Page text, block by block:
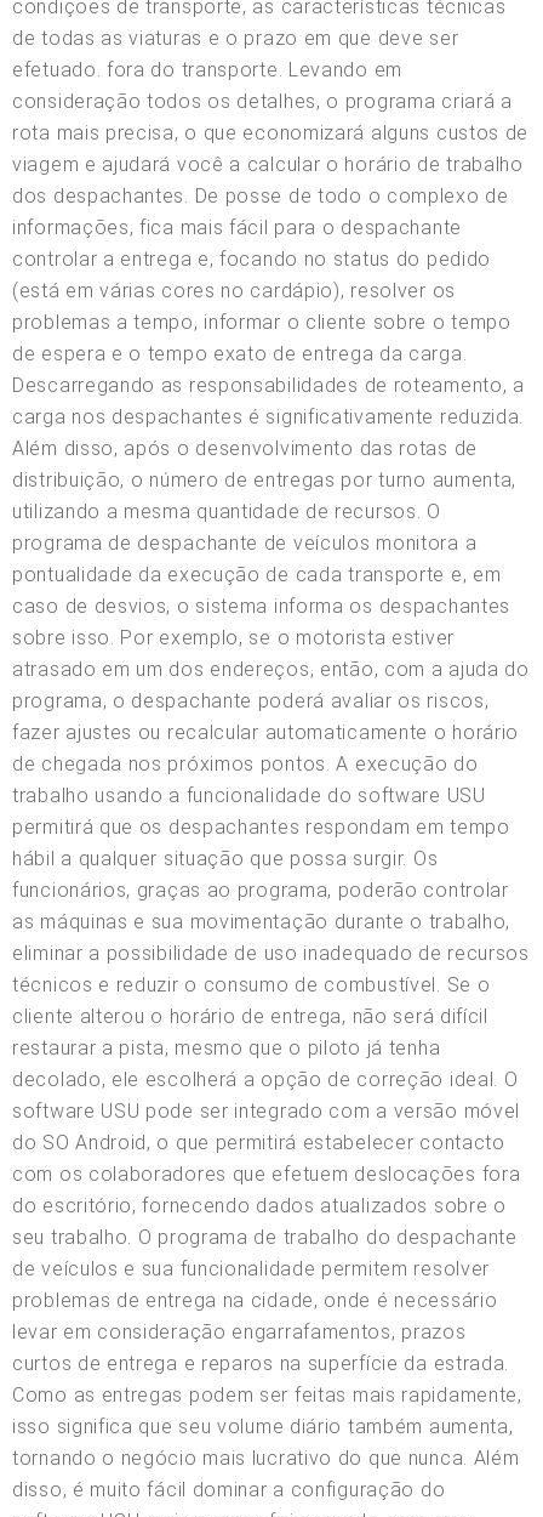
condições de transporte, as características técnicas
de todas as viaturas e o prazo em que deve ser
efetuado. fora do transporte. Levando em
consideração todos os detalhes, o programa criará a
rota mais precisa, o que economizará alguns custos de
viagem e ajudará você a calcular o horário de trabalho
dos despachantes. De posse de todo o complexo de
informações, fica mais fácil para o despachante
controlar a entrega e, focando no status do pedido
(está em várias cores no cardápio), resolver os
problemas a tempo, informar o cliente sobre o tempo
de espera e o tempo exato de entrega da carga.
Descarregando as responsabilidades de roteamento, a
carga nos despachantes é significativamente reduzida.
Além disso, após o desenvolvimento das rotas de
distribuição, o número de entregas por turno aumenta,
utilizando a mesma quantidade de recursos. O
programa de despachante de veículos monitora a
pontualidade da execução de cada transporte e, em
caso de desvios, o sistema informa os despachantes
sobre isso. Por exemplo, se o motorista estiver
atrasado em um dos endereços, então, com a ajuda do
programa, o despachante poderá avaliar os riscos,
fazer ajustes ou recalcular automaticamente o horário
de chegada nos próximos pontos. A execução do
trabalho usando a funcionalidade do software USU
permitirá que os despachantes respondam em tempo
hábil a qualquer situação que possa surgir. Os
funcionários, graças ao programa, poderão controlar
as máquinas e sua movimentação durante o trabalho,
eliminar a possibilidade de uso inadequado de recursos
técnicos e reduzir o consumo de combustível. Se o
cliente alterou o horário de entrega, não será difícil
restaurar a pista, mesmo que o piloto já tenha
decolado, ele escolherá a opção de correção ideal. O
software USU pode ser integrado com a versão móvel
do SO Android, o que permitirá estabelecer contacto
com os colaboradores que efetuem deslocações fora
do escritório, fornecendo dados atualizados sobre o
seu trabalho. O programa de trabalho do despachante
de veículos e sua funcionalidade permitem resolver
problemas de entrega na cidade, onde é necessário
levar em consideração engarrafamentos, prazos
curtos de entrega e reparos na superfície da estrada.
Como as entregas podem ser feitas mais rapidamente,
isso significa que seu volume diário também aumenta,
tornando o negócio mais lucrativo do que nunca. Além
disso, é muito fácil dominar a configuração do